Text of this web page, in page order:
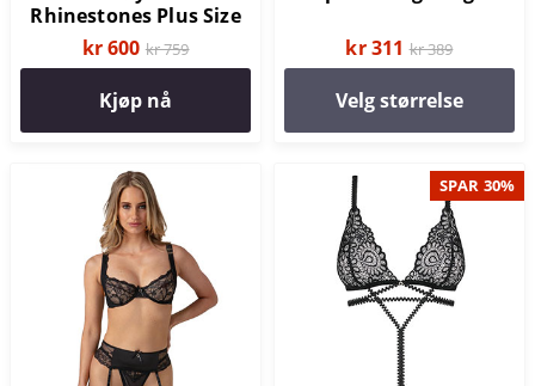
Rhinestones Plus Size
kr 600 kr 759
Kjøp nå
kr 311 kr 389
Velg størrelse
SPAR 30%